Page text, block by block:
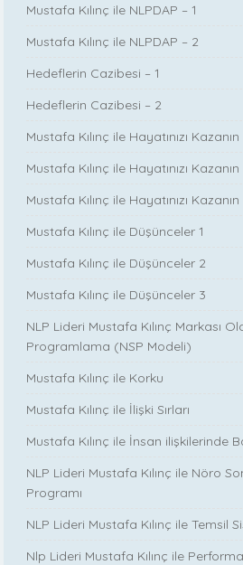
Mustafa Kılınç ile NLPDAP – 1
Mustafa Kılınç ile NLPDAP – 2
Hedeflerin Cazibesi – 1
Hedeflerin Cazibesi – 2
Mustafa Kılınç ile Hayatınızı Kazanın
Mustafa Kılınç ile Hayatınızı Kazanın
Mustafa Kılınç ile Hayatınızı Kazanın
Mustafa Kılınç ile Düşünceler 1
Mustafa Kılınç ile Düşünceler 2
Mustafa Kılınç ile Düşünceler 3
NLP Lideri Mustafa Kılınç Markası
Programlama (NSP Modeli)
Mustafa Kılınç ile Korku
Mustafa Kılınç ile İlişki Sırları
Mustafa Kılınç ile İnsan ilişkilerinde
NLP Lideri Mustafa Kılınç ile Nöro
Programı
NLP Lideri Mustafa Kılınç ile Temsil
Nlp Lideri Mustafa Kılınç ile